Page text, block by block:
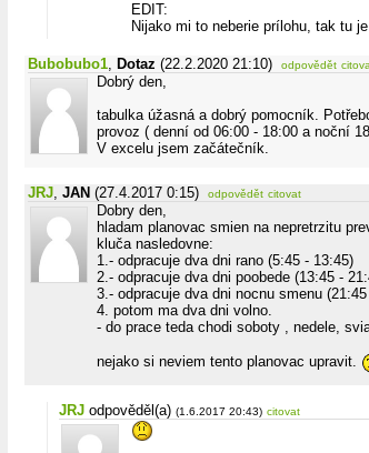
EDIT:
Nijako mi to neberie prílohu, tak tu
Bubobubo1, Dotaz (22.2.2020 21:10) odpovědět
Dobrý den,
tabulka úžasná a dobrý pomocník.
provoz ( denní od 06:00 - 18:00 a noční
V excelu jsem začátečník.
JRJ, JAN (27.4.2017 0:15) odpovědět citovat
Dobry den,
hladam planovac smien na nepretrzitu
kluča nasledovne:
1.- odpracuje dva dni rano (5:45 - 13:45)
2.- odpracuje dva dni poobede (13:45 -
3.- odpracuje dva dni nocnu smenu
4. potom ma dva dni volno.
- do prace teda chodi soboty , nedele,
nejako si neviem tento planovac upravit.
JRJ odpověděl(a) (1.6.2017 20:43) citovat